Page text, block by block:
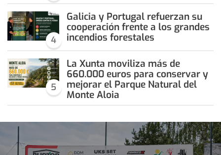
4
Galicia y Portugal refuerzan su
cooperación frente a los grandes
incendios forestales
5
La Xunta moviliza más de
660.000 euros para conservar y
mejorar el Parque Natural del
Monte Aloia